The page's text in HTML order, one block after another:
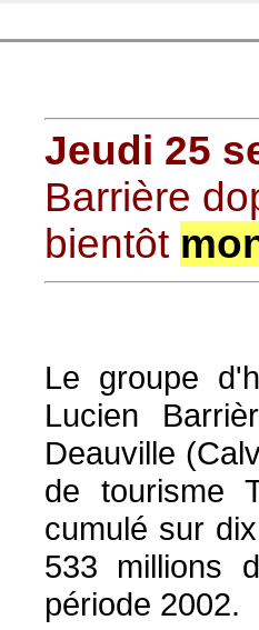
Jeudi 25
Barrière
bientôt
Le groupe
Lucien
Deauville
de tourisme
cumulé sur
533 millions
période 2002.